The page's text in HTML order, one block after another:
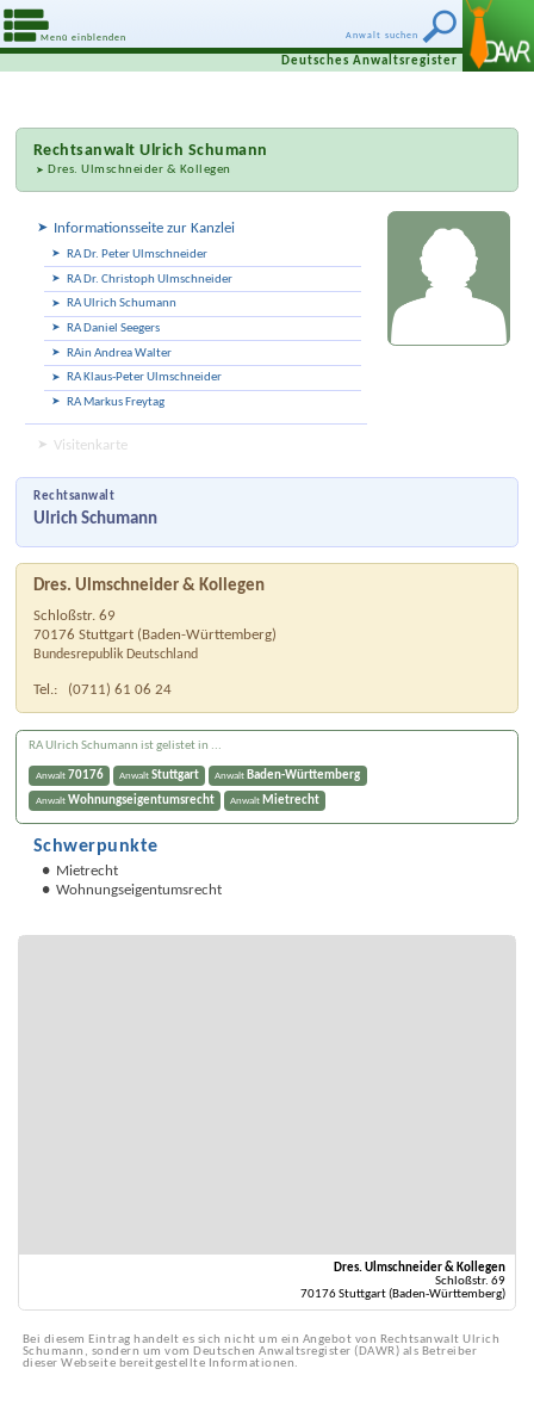
Anwalt suchen
Menü einblenden
Deutsches Anwaltsregister
RechtsanwaltUlrich Schumann
Dres. Ulmschneider & Kollegen
Informationsseite zur Kanzlei
RA Dr. Peter Ulmschneider
RA Dr. Christoph Ulmschneider
RA Ulrich Schumann
RA Daniel Seegers
RAin Andrea Walter
RA Klaus-Peter Ulmschneider
RA Markus Freytag
Visitenkarte
Rechtsanwalt
Ulrich Schumann
Dres. Ulmschneider & Kollegen
Schloßstr. 69
70176 Stuttgart ( Baden-Württemberg)
Bundesrepublik Deutschland
Tel.: (0711) 61 06 24
RA Ulrich Schumann ist gelistet in ...
Anwalt 70176 Anwalt Stuttgart Anwalt Baden-Württemberg
Anwalt Wohnungseigentumsrecht Anwalt Mietrecht
Schwerpunkte
Mietrecht
Wohnungseigentumsrecht
Dres. Ulmschneider & Kollegen
Schloßstr. 69
70176 Stuttgart (Baden-Württemberg)
Bei diesem Eintrag handelt es sich nicht um ein Angebot von Rechtsanwalt Ulrich
Schumann, sondern um vom Deutschen Anwaltsregister (DAWR) als Betreiber
dieser Webseite bereitgestellte Informationen.